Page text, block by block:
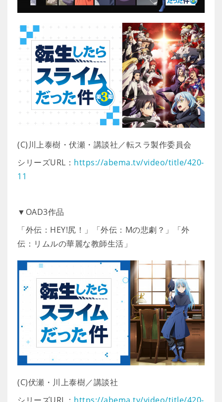
(C)川上泰樹・伏瀬・講談社／転スラ製作委員会
シリーズURL： https://abema.tv/video/title/420-
11
▼OAD3作品
「外伝：HEY!尻！」「外伝：Mの悲劇？」「外
伝：リムルの華麗な教師生活」
(C)伏瀬・川上泰樹／講談社